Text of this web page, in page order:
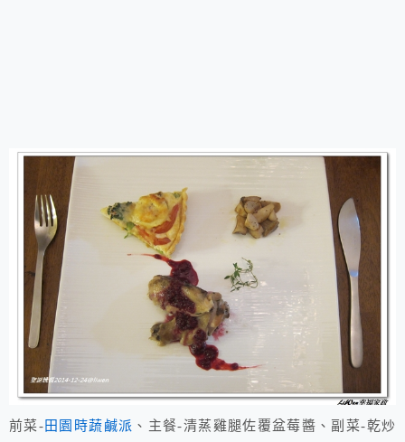
前菜-田園時蔬鹹派 、主餐-清蒸雞腿佐覆盆莓醬、副菜-乾炒